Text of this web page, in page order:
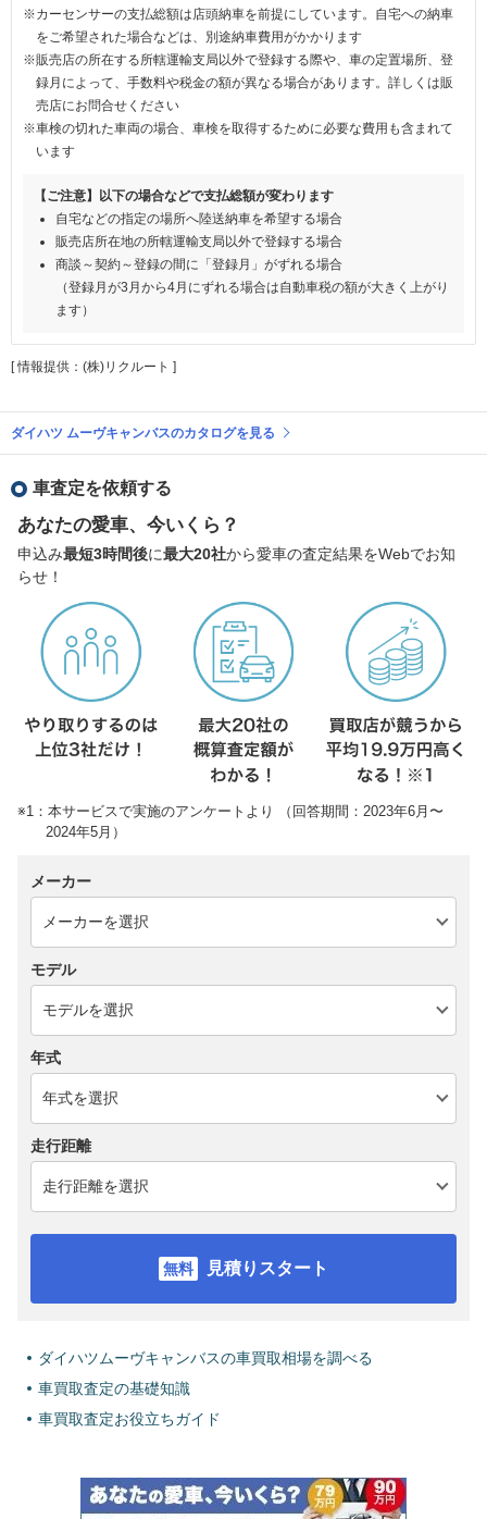
※カーセンサーの支払総額は店頭納車を前提にしています。自宅への納車
をご希望された場合などは、別途納車費用がかかります
※販売店の所在する所轄運輸支局以外で登録する際や、車の定置場所、登
録月によって、手数料や税金の額が異なる場合があります。詳しくは販
売店にお問合せください
※車検の切れた車両の場合、車検を取得するために必要な費用も含まれて
います
【ご注意】以下の場合などで支払総額が変わります
自宅などの指定の場所へ陸送納車を希望する場合
販売店所在地の所轄運輸支局以外で登録する場合
商談～契約～登録の間に「登録月」がずれる場合
（登録月が3月から4月にずれる場合は自動車税の額が大きく上がり
ます）
[ 情報提供：(株)リクルート ]
ダイハツ ムーヴキャンバスのカタログを見る
車査定を依頼する
あなたの愛車、今いくら？
申込み最短3時間後に最大20社から愛車の査定結果をWebでお知
らせ！
※1：本サービスで実施のアンケートより （回答期間：2023年6月〜
2024年5月）
メーカー
モデル
年式
走行距離
見積りスタート
ダイハツムーヴキャンバスの車買取相場を調べる
車買取査定の基礎知識
車買取査定お役立ちガイド